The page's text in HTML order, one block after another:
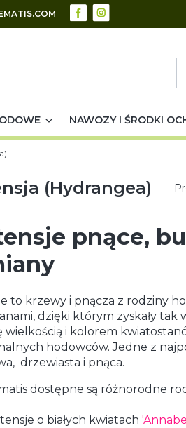
NAWOZY I ŚRODKI
(Hydrangea)
pnące,
to krzewy i pnącza z rodziny
dzięki którym zyskały
wielkością i kolorem
hodowców. Jedne z
drzewiasta i pnąca.
dostępne są różnorodne
o białych kwiatach